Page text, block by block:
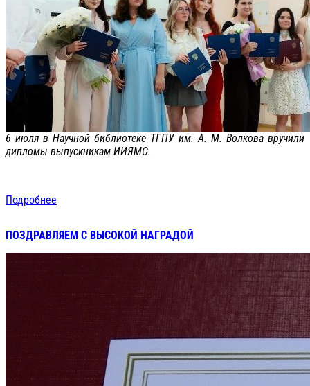
6 июля в Научной библиотеке ТГПУ им. А. М. Волкова вручили
дипломы выпускникам ИИЯМС.
Подробнее
ПОЗДРАВЛЯЕМ С ВЫСОКОЙ НАГРАДОЙ